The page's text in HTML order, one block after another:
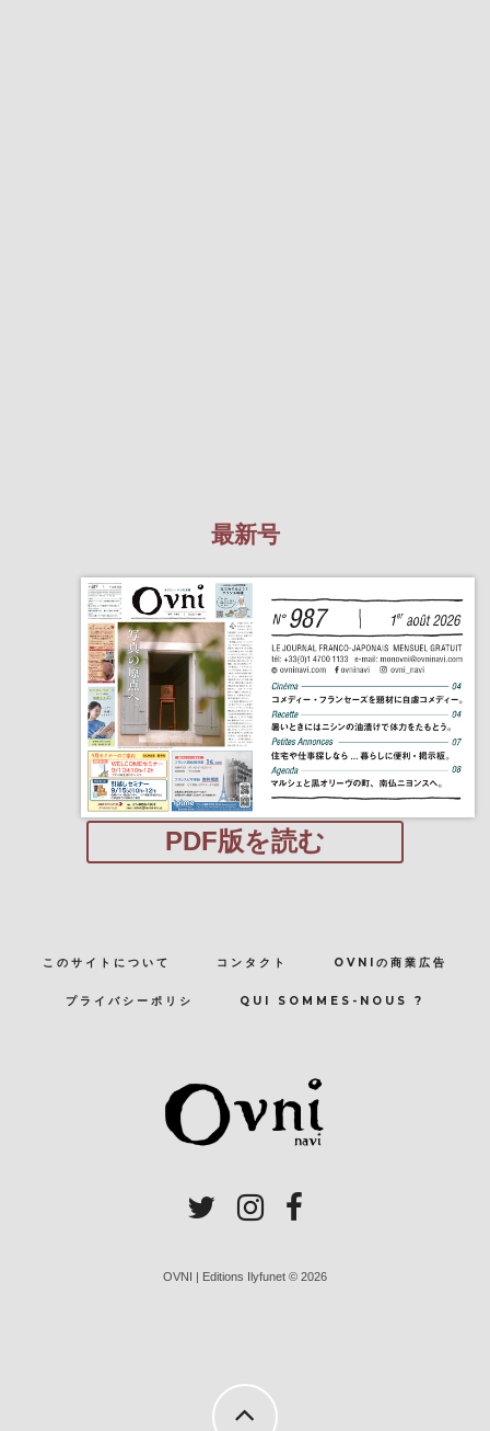
最新号
PDF版を読む
このサイトについて コンタクト OVNIの商業広告
プライバシーポリシ QUI SOMMES-NOUS ?
OVNI | Editions Ilyfunet © 2026